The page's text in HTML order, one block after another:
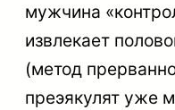
мужчина
извлекает
(метод
преэякулят уже